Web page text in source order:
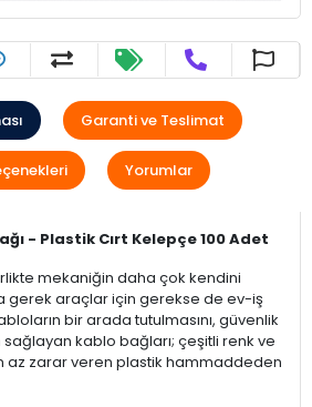
Garanti ve Teslimat
Yorumlar
- Plastik Cırt Kelepçe 100 Adet
mekaniğin daha çok kendini
gerek araçlar için gerekse de ev-iş
bir arada tutulmasını, güvenlik
sağlayan kablo bağları; çeşitli renk ve
zarar veren plastik hammaddeden